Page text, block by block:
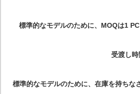
標準的なモデルのために、MOQは1
受渡し時
標準的なモデルのために、在庫を持ちな